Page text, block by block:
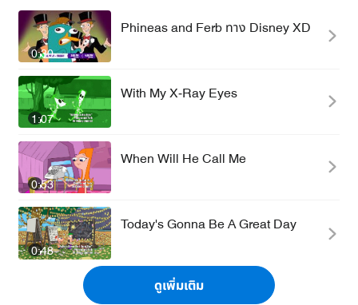
0:30
Phineas and Ferb ทาง Disney XD
1:07
With My X-Ray Eyes
0:53
When Will He Call Me
0:48
Today's Gonna Be A Great Day
ดูเพิ่มเติม